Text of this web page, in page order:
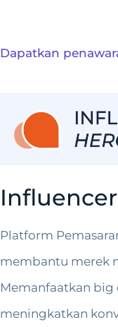
Dapatkan
Platform
membantu merek
Memanfaatkan big
meningkatkan